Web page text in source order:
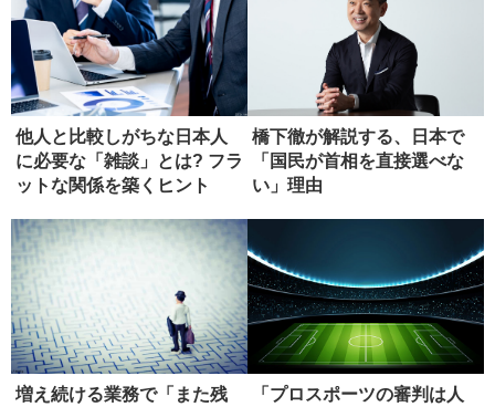
他人と比較しがちな日本人
に必要な「雑談」とは? フラ
ットな関係を築くヒント
橋下徹が解説する、日本で
「国民が首相を直接選べな
い」理由
増え続ける業務で「また残
「プロスポーツの審判は人